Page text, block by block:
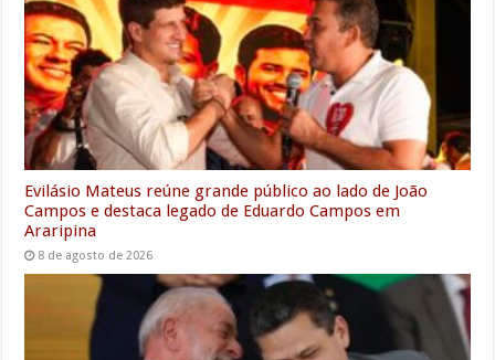
Evilásio Mateus reúne grande público ao lado de João
Campos e destaca legado de Eduardo Campos em
Araripina
8 de agosto de 2026